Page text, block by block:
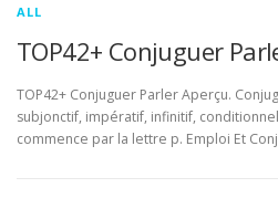
ALL
TOP42+ Conjuguer
TOP42+ Conjuguer Parler Aperçu.
subjonctif, impératif, infinitif,
commence par la lettre p. Emploi Et